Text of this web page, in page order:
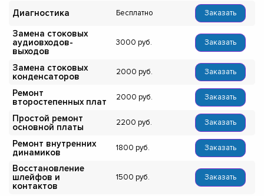
Диагностика Бесплатно Заказать
Замена стоковых
аудиовходов-
выходов
3000 Заказать
Замена стоковых
конденсаторов
2000 Заказать
Ремонт
второстепенных плат
2000 Заказать
Простой ремонт
основной платы
2200 Заказать
Ремонт внутренних
динамиков
1800 Заказать
Восстановление
шлейфов и
контактов
1500 Заказать